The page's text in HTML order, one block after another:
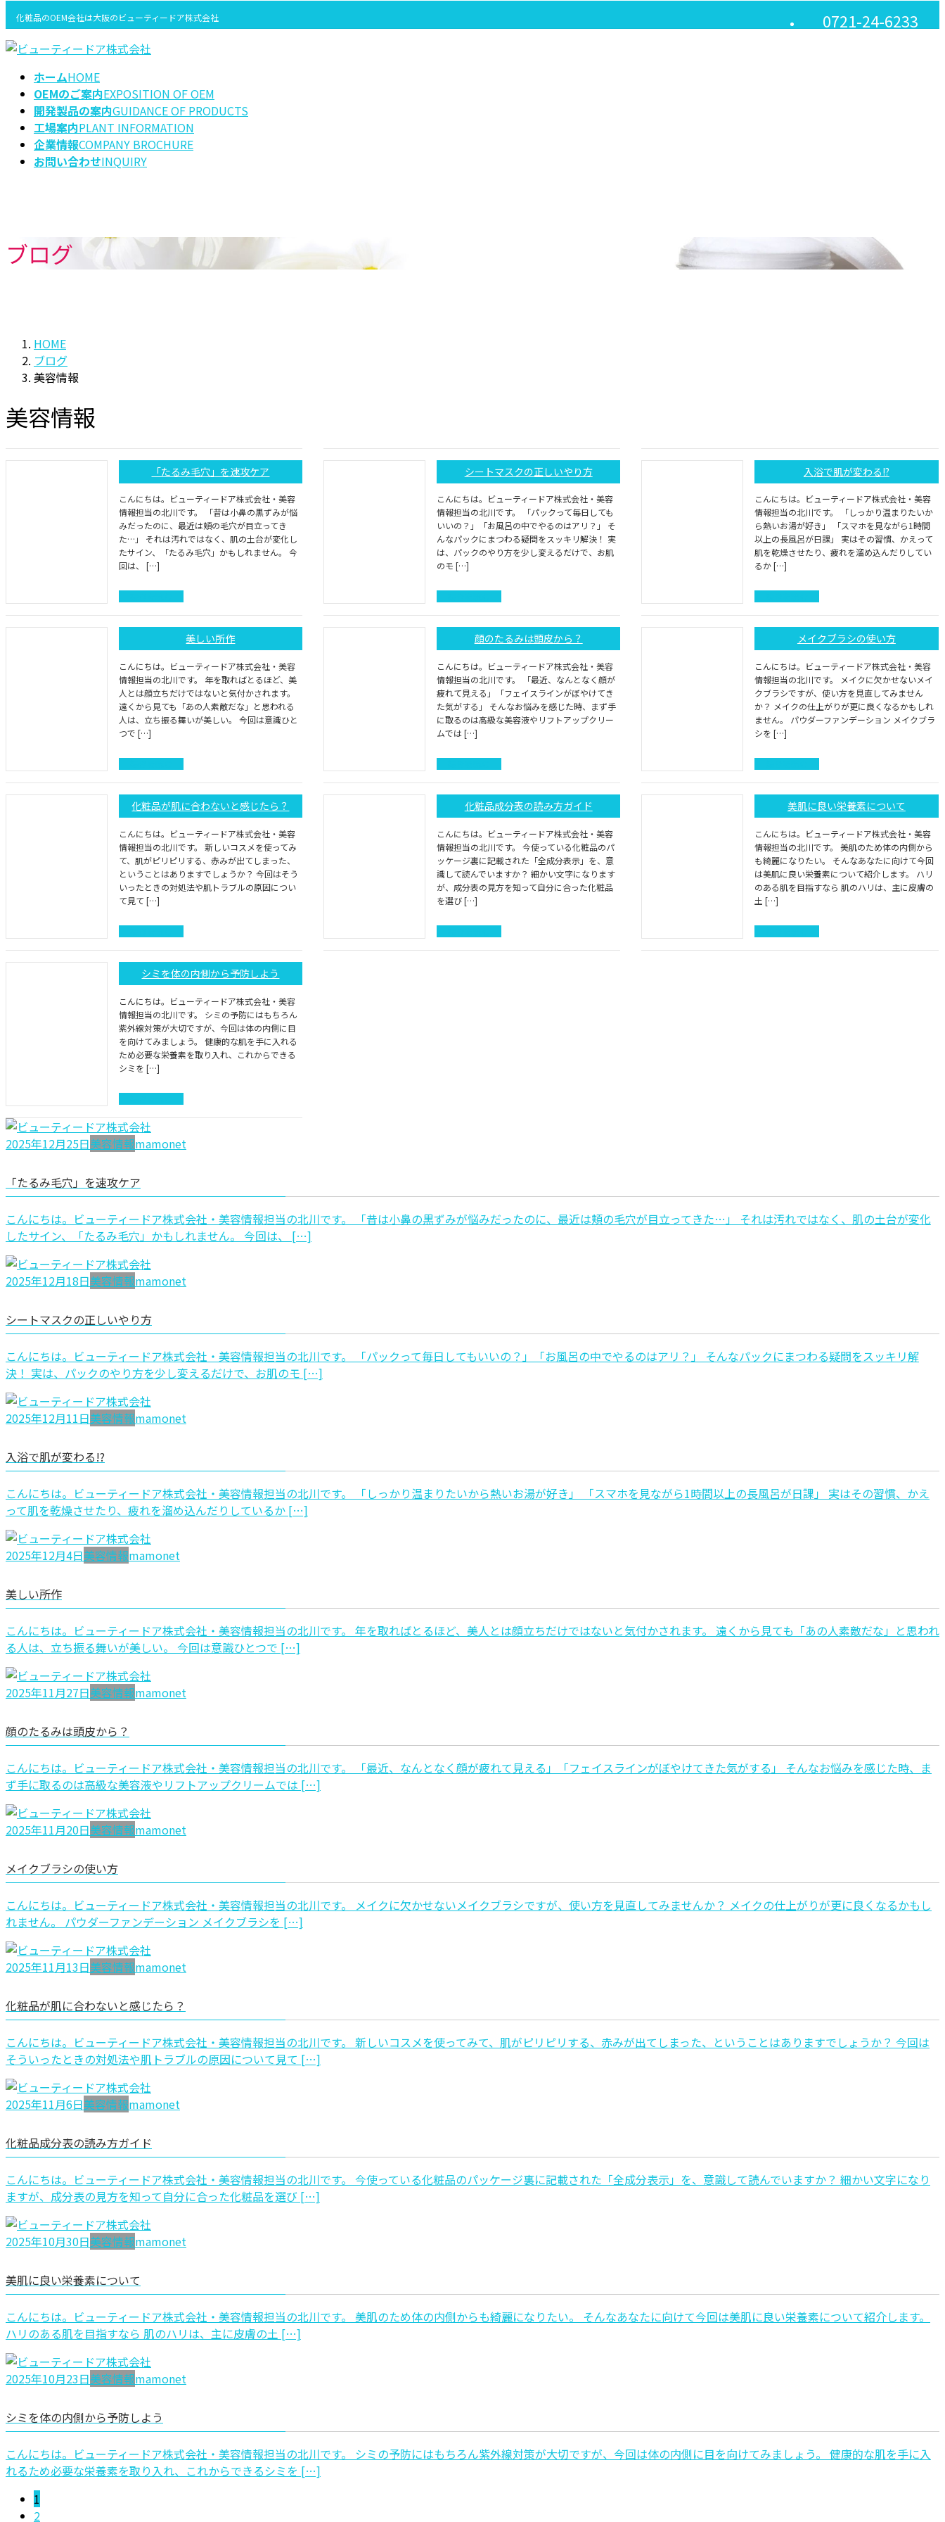
ン
テ
ビ
ゲ
化粧品のOEM会社は大阪のビューティードア株式会社 0721-24-6233
ホームHOME
OEMのご案内EXPOSITION OF OEM
開発製品の案内GUIDANCE OF PRODUCTS
工場案内PLANT INFORMATION
企業情報COMPANY BROCHURE
お問い合わせINQUIRY
ブログ
HOME
ブログ
美容情報
美容情報
「たるみ毛穴」を速攻ケア
こんにちは。ビューティードア株式会社・美容
情報担当の北川です。 「昔は小鼻の黒ずみが悩
みだったのに、最近は頬の毛穴が目立ってき
た…」 それは汚れではなく、肌の土台が変化し
たサイン、「たるみ毛穴」かもしれません。 今
回は、 […]
シートマスクの正しいやり方
こんにちは。ビューティードア株式会社・美容
情報担当の北川です。 「パックって毎日しても
いいの？」「お風呂の中でやるのはアリ？」 そ
んなパックにまつわる疑問をスッキリ解決！ 実
は、パックのやり方を少し変えるだけで、お肌
のモ […]
入浴で肌が変わる!?
こんにちは。ビューティードア株式会社・美容
情報担当の北川です。 「しっかり温まりたいか
ら熱いお湯が好き」 「スマホを見ながら1時間
以上の長風呂が日課」 実はその習慣、かえって
肌を乾燥させたり、疲れを溜め込んだりしてい
るか […]
美しい所作
こんにちは。ビューティードア株式会社・美容
情報担当の北川です。 年を取ればとるほど、美
人とは顔立ちだけではないと気付かされます。
遠くから見ても「あの人素敵だな」と思われる
人は、立ち振る舞いが美しい。 今回は意識ひと
つで […]
顔のたるみは頭皮から？
こんにちは。ビューティードア株式会社・美容
情報担当の北川です。 「最近、なんとなく顔が
疲れて見える」「フェイスラインがぼやけてき
た気がする」 そんなお悩みを感じた時、まず手
に取るのは高級な美容液やリフトアップクリー
ムでは […]
メイクブラシの使い方
こんにちは。ビューティードア株式会社・美容
情報担当の北川です。 メイクに欠かせないメイ
クブラシですが、使い方を見直してみません
か？ メイクの仕上がりが更に良くなるかもしれ
ません。 パウダーファンデーション メイクブラ
シを […]
化粧品が肌に合わないと感じたら？
こんにちは。ビューティードア株式会社・美容
情報担当の北川です。 新しいコスメを使ってみ
て、肌がピリピリする、赤みが出てしまった、
ということはありますでしょうか？ 今回はそう
いったときの対処法や肌トラブルの原因につい
て見て […]
化粧品成分表の読み方ガイド
こんにちは。ビューティードア株式会社・美容
情報担当の北川です。 今使っている化粧品のパ
ッケージ裏に記載された「全成分表示」を、意
識して読んでいますか？ 細かい文字になります
が、成分表の見方を知って自分に合った化粧品
を選び […]
美肌に良い栄養素について
こんにちは。ビューティードア株式会社・美容
情報担当の北川です。 美肌のため体の内側から
も綺麗になりたい。 そんなあなたに向けて今回
は美肌に良い栄養素について紹介します。 ハリ
のある肌を目指すなら 肌のハリは、主に皮膚の
土 […]
シミを体の内側から予防しよう
こんにちは。ビューティードア株式会社・美容
情報担当の北川です。 シミの予防にはもちろん
紫外線対策が大切ですが、今回は体の内側に目
を向けてみましょう。 健康的な肌を手に入れる
ため必要な栄養素を取り入れ、これからできる
シミを […]
2025年12月25日美容情報mamonet
「たるみ毛穴」を速攻ケア
こんにちは。ビューティードア株式会社・美容情報担当の北川です。 「昔は小鼻の黒ずみが悩みだったのに、最近は頬の毛穴が目立ってきた…」 それは汚れではなく、肌の土台が変化
したサイン、「たるみ毛穴」かもしれません。 今回は、 […]
2025年12月18日美容情報mamonet
シートマスクの正しいやり方
こんにちは。ビューティードア株式会社・美容情報担当の北川です。 「パックって毎日してもいいの？」「お風呂の中でやるのはアリ？」 そんなパックにまつわる疑問をスッキリ解
決！ 実は、パックのやり方を少し変えるだけで、お肌のモ […]
2025年12月11日美容情報mamonet
入浴で肌が変わる!?
こんにちは。ビューティードア株式会社・美容情報担当の北川です。 「しっかり温まりたいから熱いお湯が好き」 「スマホを見ながら1時間以上の長風呂が日課」 実はその習慣、かえ
って肌を乾燥させたり、疲れを溜め込んだりしているか […]
2025年12月4日美容情報mamonet
美しい所作
こんにちは。ビューティードア株式会社・美容情報担当の北川です。 年を取ればとるほど、美人とは顔立ちだけではないと気付かされます。 遠くから見ても「あの人素敵だな」と思われ
る人は、立ち振る舞いが美しい。 今回は意識ひとつで […]
2025年11月27日美容情報mamonet
顔のたるみは頭皮から？
こんにちは。ビューティードア株式会社・美容情報担当の北川です。 「最近、なんとなく顔が疲れて見える」「フェイスラインがぼやけてきた気がする」 そんなお悩みを感じた時、ま
ず手に取るのは高級な美容液やリフトアップクリームでは […]
2025年11月20日美容情報mamonet
メイクブラシの使い方
こんにちは。ビューティードア株式会社・美容情報担当の北川です。 メイクに欠かせないメイクブラシですが、使い方を見直してみませんか？ メイクの仕上がりが更に良くなるかもし
れません。 パウダーファンデーション メイクブラシを […]
2025年11月13日美容情報mamonet
化粧品が肌に合わないと感じたら？
こんにちは。ビューティードア株式会社・美容情報担当の北川です。 新しいコスメを使ってみて、肌がピリピリする、赤みが出てしまった、ということはありますでしょうか？ 今回は
そういったときの対処法や肌トラブルの原因について見て […]
2025年11月6日美容情報mamonet
化粧品成分表の読み方ガイド
こんにちは。ビューティードア株式会社・美容情報担当の北川です。 今使っている化粧品のパッケージ裏に記載された「全成分表示」を、意識して読んでいますか？ 細かい文字になり
ますが、成分表の見方を知って自分に合った化粧品を選び […]
2025年10月30日美容情報mamonet
美肌に良い栄養素について
こんにちは。ビューティードア株式会社・美容情報担当の北川です。 美肌のため体の内側からも綺麗になりたい。 そんなあなたに向けて今回は美肌に良い栄養素について紹介します。
ハリのある肌を目指すなら 肌のハリは、主に皮膚の土 […]
2025年10月23日美容情報mamonet
シミを体の内側から予防しよう
こんにちは。ビューティードア株式会社・美容情報担当の北川です。 シミの予防にはもちろん紫外線対策が大切ですが、今回は体の内側に目を向けてみましょう。 健康的な肌を手に入
れるため必要な栄養素を取り入れ、これからできるシミを […]
投 ペ
ー
1
ペ
2